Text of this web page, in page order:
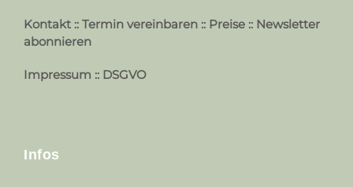
Kontakt :: Termin vereinbaren :: Preise :: Newsletter
abonnieren
Impressum :: DSGVO
Infos